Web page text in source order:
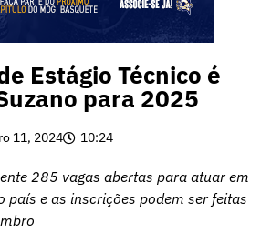
Estágio Técnico é
para 2025
11, 2024 10:24
285 vagas abertas para atuar em
país e as inscrições podem ser feitas